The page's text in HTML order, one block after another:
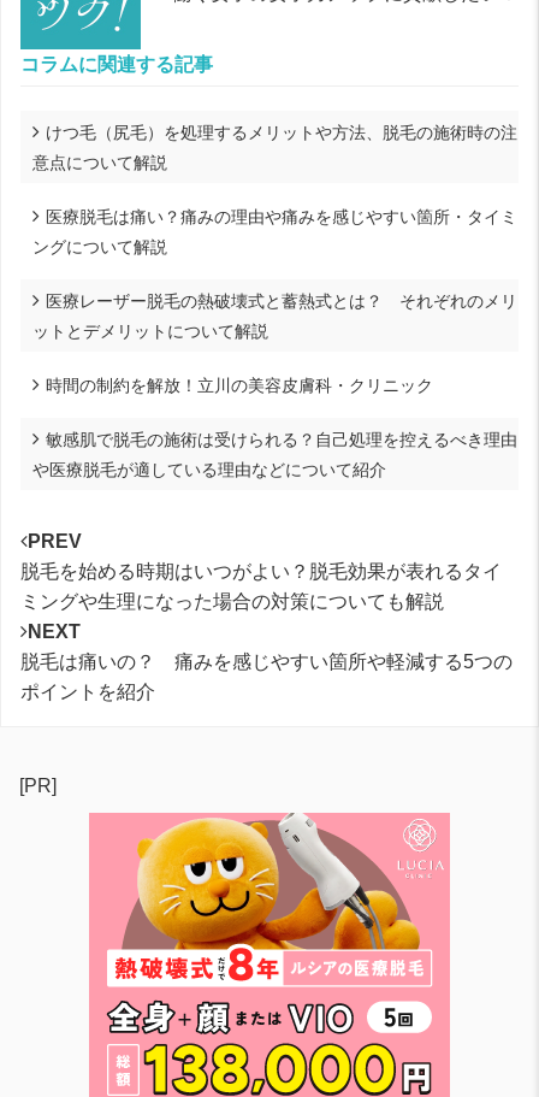
コラムに関連する記事
けつ毛（尻毛）を処理するメリットや方法、脱毛の施術時の注
意点について解説
医療脱毛は痛い？痛みの理由や痛みを感じやすい箇所・タイミ
ングについて解説
医療レーザー脱毛の熱破壊式と蓄熱式とは？ それぞれのメリ
ットとデメリットについて解説
時間の制約を解放！立川の美容皮膚科・クリニック
敏感肌で脱毛の施術は受けられる？自己処理を控えるべき理由
や医療脱毛が適している理由などについて紹介
PREV
脱毛を始める時期はいつがよい？脱毛効果が表れるタイ
ミングや生理になった場合の対策についても解説
NEXT
脱毛は痛いの？ 痛みを感じやすい箇所や軽減する5つの
ポイントを紹介
[PR]